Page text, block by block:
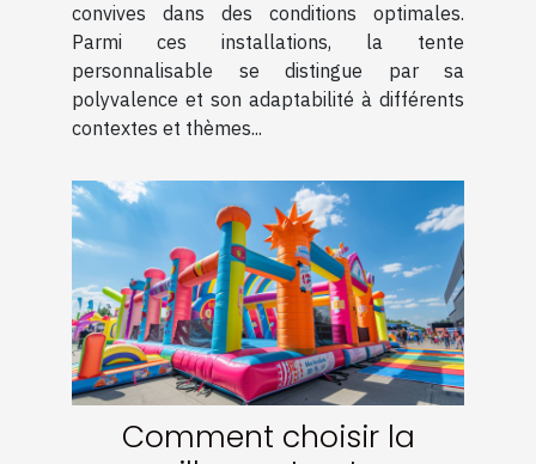
convives dans des conditions optimales.
Parmi ces installations, la tente
personnalisable se distingue par sa
polyvalence et son adaptabilité à différents
contextes et thèmes...
Comment choisir la